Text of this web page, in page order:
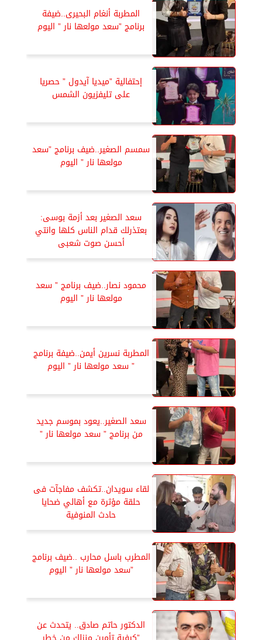
المطربة أنغام البحيرى..ضيفة
برنامج ”سعد مولعها نار ” اليوم
إحتفالية ”ميديا آيدول ” حصريا
على تليفزيون الشمس
سمسم الصغير..ضيف برنامج ”سعد
مولعها نار ” اليوم
سعد الصغير بعد أزمة بوسى:
بعتذرلك قدام الناس كلها وانتي
أحسن صوت شعبى
محمود نصار..ضيف برنامج ” سعد
مولعها نار ” اليوم
المطربة نسرين أيمن..ضيفة برنامج
” سعد مولعها نار ” اليوم
سعد الصغير..يعود بموسم جديد
من برنامج ” سعد مولعها نار ”
لقاء سويدان..تكشف مفاجآت فى
حلقة مؤثرة مع أهالي ضحايا
حادث المنوفية
المطرب باسل محارب ..ضيف برنامج
”سعد مولعها نار ” اليوم
الدكتور حاتم صادق.. يتحدث عن